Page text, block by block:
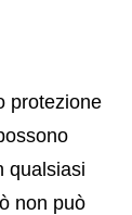
protezione
qualsiasi
non può